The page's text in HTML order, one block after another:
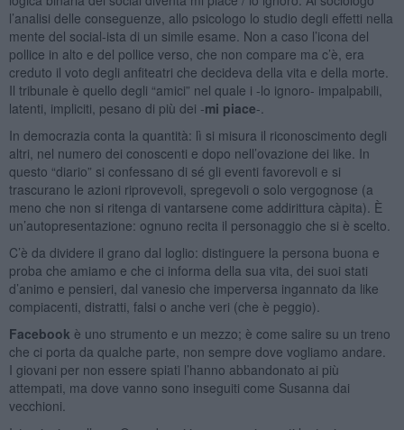
l’analisi delle conseguenze, allo psicologo lo studio degli effetti nella
mente del social-ista di un simile esame. Non a caso l’icona del
pollice in alto e del pollice verso, che non compare ma c’è, era
creduto il voto degli anfiteatri che decideva della vita e della morte.
Il tribunale è quello degli “amici” nel quale i -lo ignoro- impalpabili,
latenti, impliciti, pesano di più dei -mi piace-.
In democrazia conta la quantità: lì si misura il riconoscimento degli
altri, nel numero dei conoscenti e dopo nell’ovazione dei like. In
questo “diario” si confessano di sé gli eventi favorevoli e si
trascurano le azioni riprovevoli, spregevoli o solo vergognose (a
meno che non si ritenga di vantarsene come addirittura càpita). È
un’autopresentazione: ognuno recita il personaggio che si è scelto.
C’è da dividere il grano dal loglio: distinguere la persona buona e
proba che amiamo e che ci informa della sua vita, dei suoi stati
d’animo e pensieri, dal vanesio che imperversa ingannato da like
compiacenti, distratti, falsi o anche veri (che è peggio).
Facebook è uno strumento e un mezzo; è come salire su un treno
che ci porta da qualche parte, non sempre dove vogliamo andare.
I giovani per non essere spiati l’hanno abbandonato ai più
attempati, ma dove vanno sono inseguiti come Susanna dai
vecchioni.